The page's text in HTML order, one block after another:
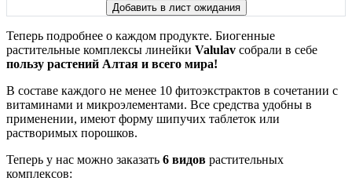
Добавить в лист ожидания
Теперь подробнее о каждом продукте. Биогенные
растительные комплексы линейки Valulav собрали в себе
пользу растений Алтая и всего мира!
В составе каждого не менее 10 фитоэкстрактов в сочетании с
витаминами и микроэлементами. Все средства удобны в
применении, имеют форму шипучих таблеток или
растворимых порошков.
Теперь у нас можно заказать 6 видов растительных
комплексов: